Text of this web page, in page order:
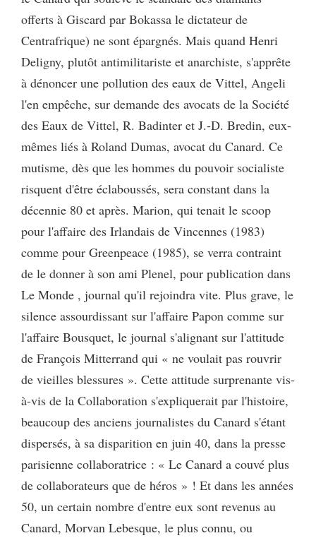
offerts à Giscard par Bokassa le dictateur de
Centrafrique) ne sont épargnés. Mais quand Henri
Deligny, plutôt antimilitariste et anarchiste, s'apprête
à dénoncer une pollution des eaux de Vittel, Angeli
l'en empêche, sur demande des avocats de la Société
des Eaux de Vittel, R. Badinter et J.-D. Bredin, eux-
mêmes liés à Roland Dumas, avocat du Canard. Ce
mutisme, dès que les hommes du pouvoir socialiste
risquent d'être éclaboussés, sera constant dans la
décennie 80 et après. Marion, qui tenait le scoop
pour l'affaire des Irlandais de Vincennes (1983)
comme pour Greenpeace (1985), se verra contraint
de le donner à son ami Plenel, pour publication dans
Le Monde , journal qu'il rejoindra vite. Plus grave, le
silence assourdissant sur l'affaire Papon comme sur
l'affaire Bousquet, le journal s'alignant sur l'attitude
de François Mitterrand qui « ne voulait pas rouvrir
de vieilles blessures ». Cette attitude surprenante vis-
à-vis de la Collaboration s'expliquerait par l'histoire,
beaucoup des anciens journalistes du Canard s'étant
dispersés, à sa disparition en juin 40, dans la presse
parisienne collaboratrice : « Le Canard a couvé plus
de collaborateurs que de héros » ! Et dans les années
50, un certain nombre d'entre eux sont revenus au
Canard, Morvan Lebesque, le plus connu, ou